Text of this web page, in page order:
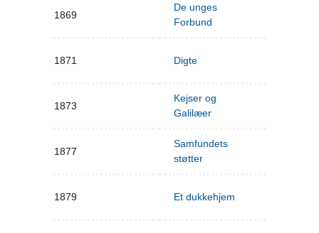
1869
De unges
Forbund
1871 Digte
1873
Kejser og
Galilæer
1877
Samfundets
støtter
1879 Et dukkehjem